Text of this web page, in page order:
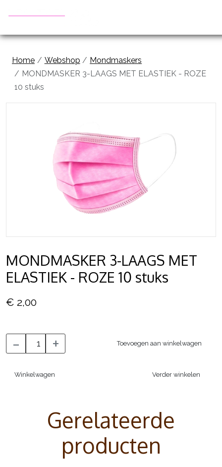
Home Webshop
Mondmaskers
MONDMASKER 3-LAAGS MET ELASTIEK - ROZE
10 stuks
MONDMASKER 3-LAAGS MET
ELASTIEK - ROZE 10 stuks
€ 2,00
- + Toevoegen aan winkelwagen
Winkelwagen Verder winkelen
Gerelateerde
producten